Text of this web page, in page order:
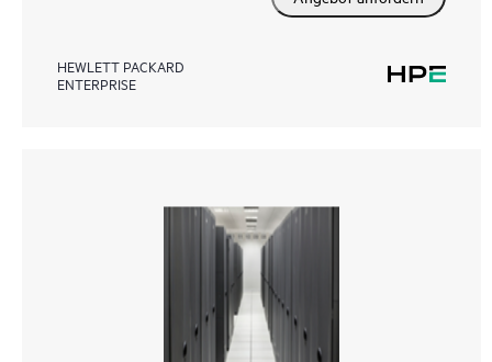
HEWLETT PACKARD
ENTERPRISE